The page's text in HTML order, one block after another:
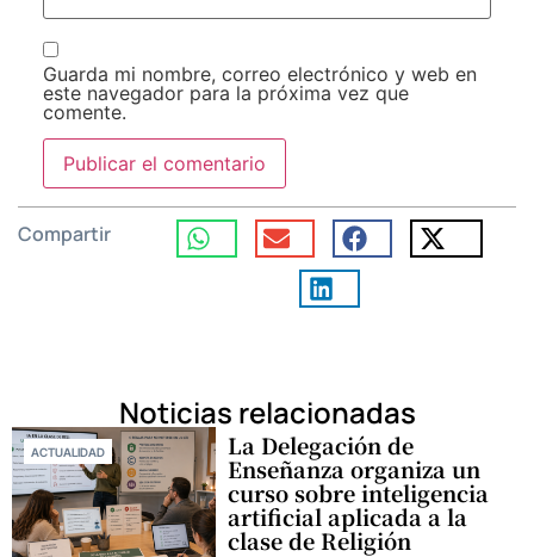
Guarda mi nombre, correo electrónico y web en
este navegador para la próxima vez que
comente.
Compartir
Noticias relacionadas
ACTUALIDAD La Delegación de
Enseñanza organiza un
curso sobre inteligencia
artificial aplicada a la
clase de Religión